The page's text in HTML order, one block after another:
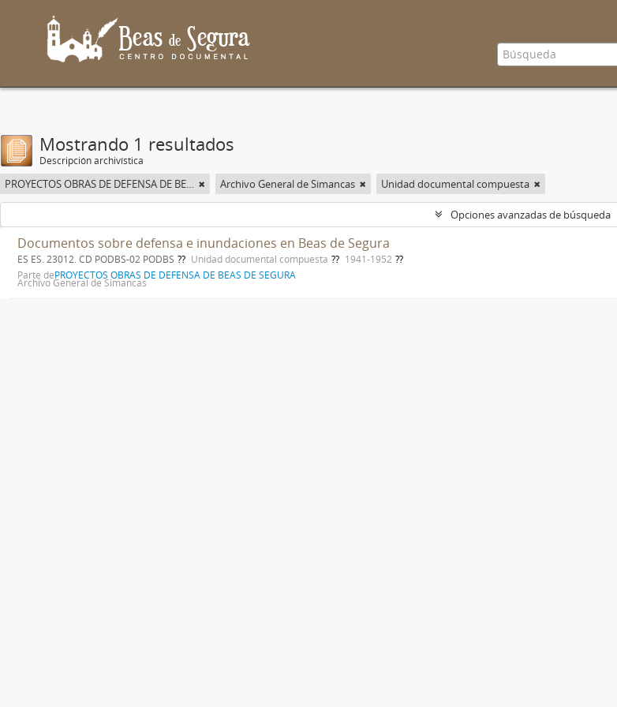
Mostrando 1 resultados
Descripción archivística
PROYECTOS OBRAS DE DEFENSA DE BEAS DE SEGURA Archivo General de Simancas Unidad documental compuesta
Opciones avanzadas de búsqueda
Documentos sobre defensa e inundaciones en Beas de Segura
ES ES. 23012. CD PODBS-02 PODBS Unidad documental compuesta
1941-1952
Parte dePROYECTOS OBRAS DE DEFENSA DE BEAS DE SEGURA
Archivo General de Simancas